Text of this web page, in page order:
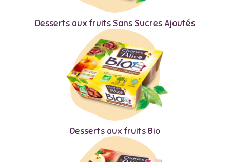
Desserts aux fruits Sans Sucres Ajoutés
Desserts aux fruits Bio